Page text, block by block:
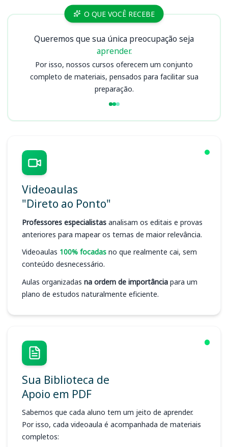
Cursos O QUE VOCÊ RECEBE
Queremos que sua única preocupação seja
aprender.
Por isso, nossos cursos oferecem um conjunto
completo de materiais, pensados para facilitar sua
preparação.
Videoaulas
"Direto ao Ponto"
Professores especialistas analisam os editais e provas
anteriores para mapear os temas de maior relevância.
Videoaulas 100% focadas no que realmente cai, sem
conteúdo desnecessário.
Aulas organizadas na ordem de importância para um
plano de estudos naturalmente eficiente.
Sua Biblioteca de
Apoio em PDF
Sabemos que cada aluno tem um jeito de aprender.
Por isso, cada videoaula é acompanhada de materiais
completos: